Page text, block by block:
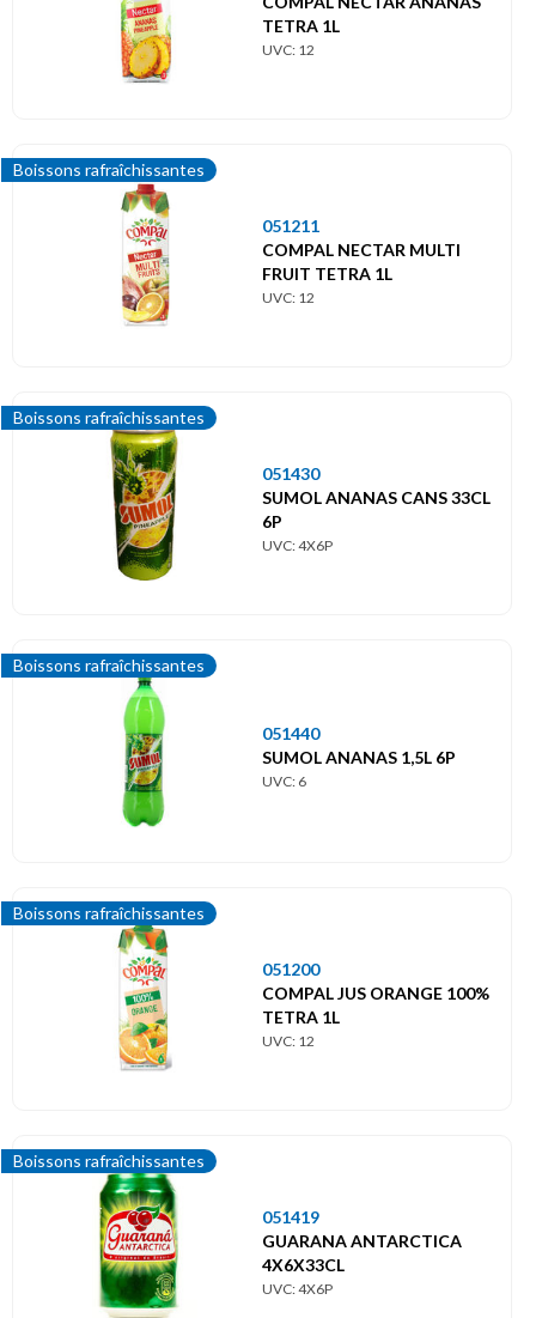
TETRA 1L
UVC: 12
Boissons rafraîchissantes
051211
COMPAL NECTAR MULTI
FRUIT TETRA 1L
UVC: 12
Boissons rafraîchissantes
051430
SUMOL ANANAS CANS 33CL
6P
UVC: 4X6P
Boissons rafraîchissantes
051440
SUMOL ANANAS 1,5L 6P
UVC: 6
Boissons rafraîchissantes
051200
COMPAL JUS ORANGE 100%
TETRA 1L
UVC: 12
Boissons rafraîchissantes
051419
GUARANA ANTARCTICA
4X6X33CL
UVC: 4X6P